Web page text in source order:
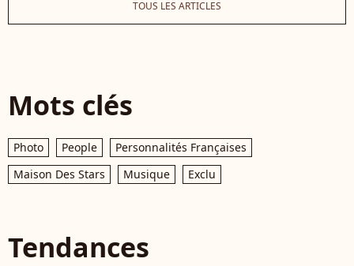
TOUS LES ARTICLES
Mots clés
Photo People
Personnalités Françaises
Maison Des Stars
Musique Exclu
Tendances